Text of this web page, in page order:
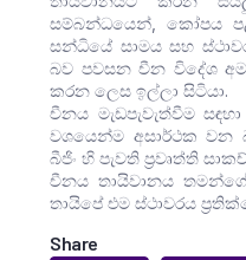
සම්බන්ධයෙන්, කෝපය
සන්ධියේ සාමය සහ
බව පවසන චීන විදේශ
කරන ලෙස ඉල්ලා සිටියා.
චීනය මැඩපැවැත්වීම
වශයෙන්ම අසාර්ථක වන
බීජිං හි පැවති ප්‍රවෘත්ති
චීනය තායිවානය
තායිපේ එම ස්ථාවරය
Share